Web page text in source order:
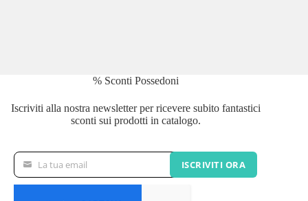
% Sconti Possedoni
Iscriviti alla nostra newsletter per ricevere subito fantastici
sconti sui prodotti in catalogo.
La
tua
La tua email ISCRIVITI ORA